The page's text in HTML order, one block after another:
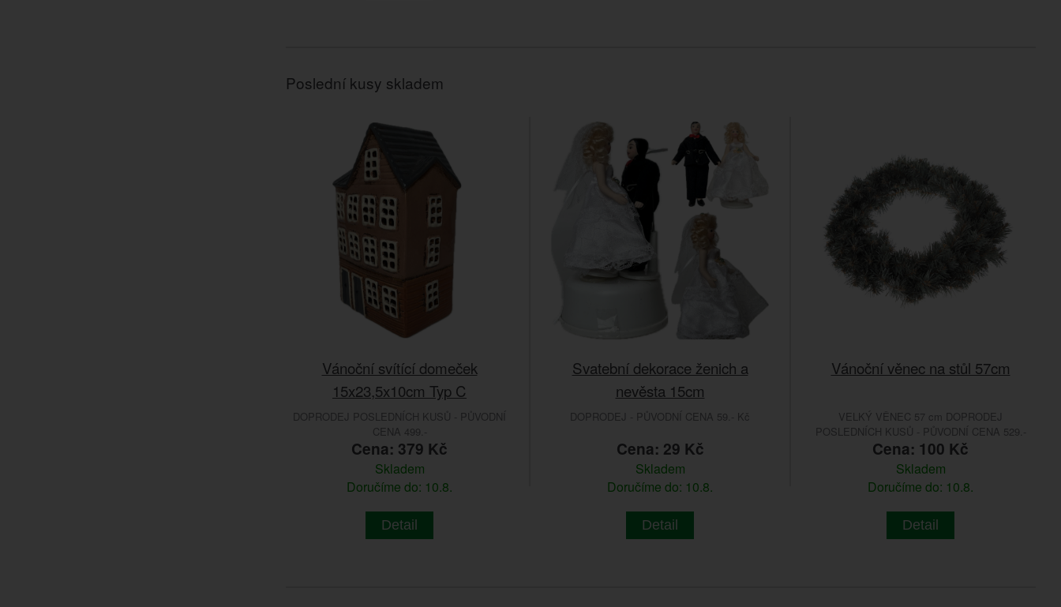
Poslední kusy skladem
Vánoční svítící domeček
15x23,5x10cm Typ C
DOPRODEJ POSLEDNÍCH KUSŮ - PŮVODNÍ
CENA 499.-
Cena: 379 Kč
Skladem
Doručíme do: 10.8.
Detail
Svatební dekorace ženich a
nevěsta 15cm
DOPRODEJ - PŮVODNÍ CENA 59.- Kč
Cena: 29 Kč
Skladem
Doručíme do: 10.8.
Detail
Vánoční věnec na stůl 57cm
VELKÝ VĚNEC 57 cm DOPRODEJ
POSLEDNÍCH KUSŮ - PŮVODNÍ CENA 529.-
Cena: 100 Kč
Skladem
Doručíme do: 10.8.
Detail